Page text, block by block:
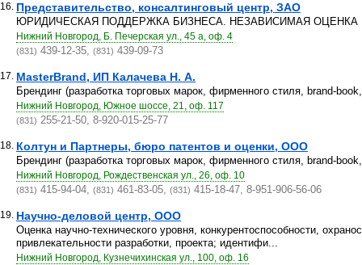
16. Представительство, консалтинговый центр, ЗАО
ЮРИДИЧЕСКАЯ ПОДДЕРЖКА БИЗНЕСА. НЕЗАВИСИМАЯ
Нижний Новгород, Б. Печерская ул., 45 а, оф. 4
(831) 439-12-35, (831) 439-09-73
17. MasterBrand, ИП Калачева Н. А.
Брендинг (разработка торговых марок, фирменного стиля, brand-
Нижний Новгород, Южное шоссе, 21, оф. 117
(831) 255-21-50, 8-920-015-25-77
18. Колтун и Партнеры, бюро патентов и оценки, ООО
Брендинг (разработка торговых марок, фирменного стиля, brand-
Нижний Новгород, Рождественская ул., 26, оф. 10
(831) 415-94-04, (831) 461-83-05, (831) 415-18-47, 8-951-906-56-06
19. Научно-деловой центр, ООО
Оценка научно-технического уровня, конкурентоспособности,
привлекательности разработки, проекта; идентифи...
Нижний Новгород, Кузнечихинская ул., 100, оф. 16